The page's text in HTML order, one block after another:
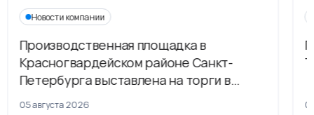
Новости компании
Производственная площадка в
Красногвардейском районе Санкт-
Петербурга выставлена на торги в
рамках приватизации
05 августа 2026